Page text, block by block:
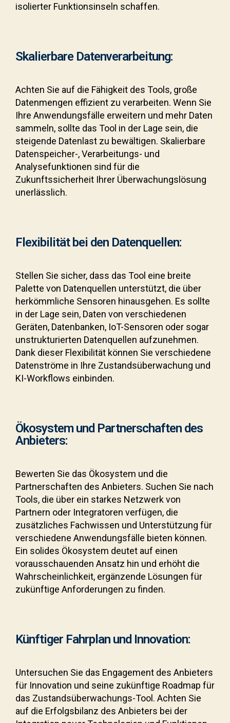
isolierter Funktionsinseln schaffen.
Skalierbare Datenverarbeitung:
Achten Sie auf die Fähigkeit des Tools, große
Datenmengen effizient zu verarbeiten. Wenn Sie
Ihre Anwendungsfälle erweitern und mehr Daten
sammeln, sollte das Tool in der Lage sein, die
steigende Datenlast zu bewältigen. Skalierbare
Datenspeicher-, Verarbeitungs- und
Analysefunktionen sind für die
Zukunftssicherheit Ihrer Überwachungslösung
unerlässlich.
Flexibilität bei den Datenquellen:
Stellen Sie sicher, dass das Tool eine breite
Palette von Datenquellen unterstützt, die über
herkömmliche Sensoren hinausgehen. Es sollte
in der Lage sein, Daten von verschiedenen
Geräten, Datenbanken, IoT-Sensoren oder sogar
unstrukturierten Datenquellen aufzunehmen.
Dank dieser Flexibilität können Sie verschiedene
Datenströme in Ihre Zustandsüberwachung und
KI-Workflows einbinden.
Ökosystem und Partnerschaften des
Anbieters:
Bewerten Sie das Ökosystem und die
Partnerschaften des Anbieters. Suchen Sie nach
Tools, die über ein starkes Netzwerk von
Partnern oder Integratoren verfügen, die
zusätzliches Fachwissen und Unterstützung für
verschiedene Anwendungsfälle bieten können.
Ein solides Ökosystem deutet auf einen
vorausschauenden Ansatz hin und erhöht die
Wahrscheinlichkeit, ergänzende Lösungen für
zukünftige Anforderungen zu finden.
Künftiger Fahrplan und Innovation:
Untersuchen Sie das Engagement des Anbieters
für Innovation und seine zukünftige Roadmap für
das Zustandsüberwachungs-Tool. Achten Sie
auf die Erfolgsbilanz des Anbieters bei der